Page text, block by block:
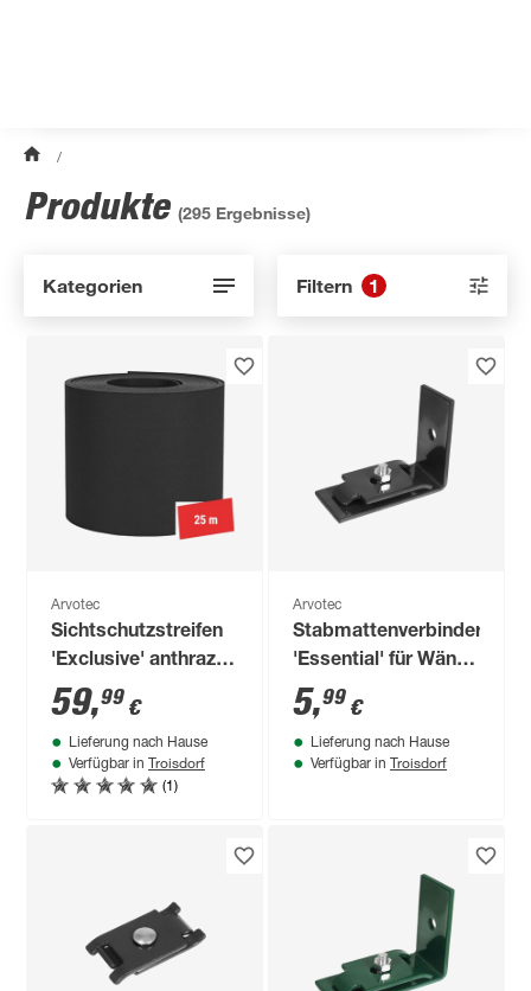
/
Produkte (295 Ergebnisse)
Kategorien Filtern 1
Arvotec
Sichtschutzstreifen
'Exclusive' anthrazit
genarbt 2500 x 19
cm, für
Stabmattenzaun
59,99 €
Lieferung nach Hause
Verfügbar in Troisdorf
(1)
Arvotec
Stabmattenverbinder
'Essential' für Wände
anthrazit 93/74 x 40
mm
5,99 €
Lieferung nach Hause
Verfügbar in Troisdorf